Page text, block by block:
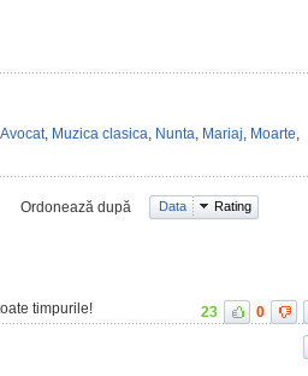
Avocat, Muzica clasica, Nunta, Mariaj, Moarte,
Ordonează după Data Rating
timpurile! 23
0